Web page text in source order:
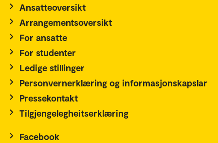
Ansatteoversikt
Arrangementsoversikt
For ansatte
For studenter
Ledige stillinger
Personvernerklæring og informasjonskapslar
Pressekontakt
Tilgjengelegheitserklæring
Facebook